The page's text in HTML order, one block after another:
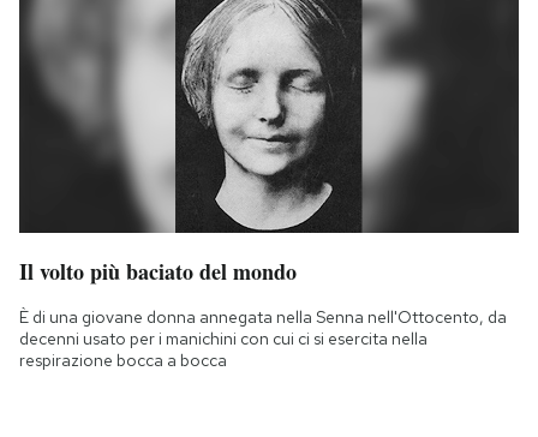
Il volto più baciato del mondo
È di una giovane donna annegata nella Senna nell'Ottocento, da
decenni usato per i manichini con cui ci si esercita nella
respirazione bocca a bocca